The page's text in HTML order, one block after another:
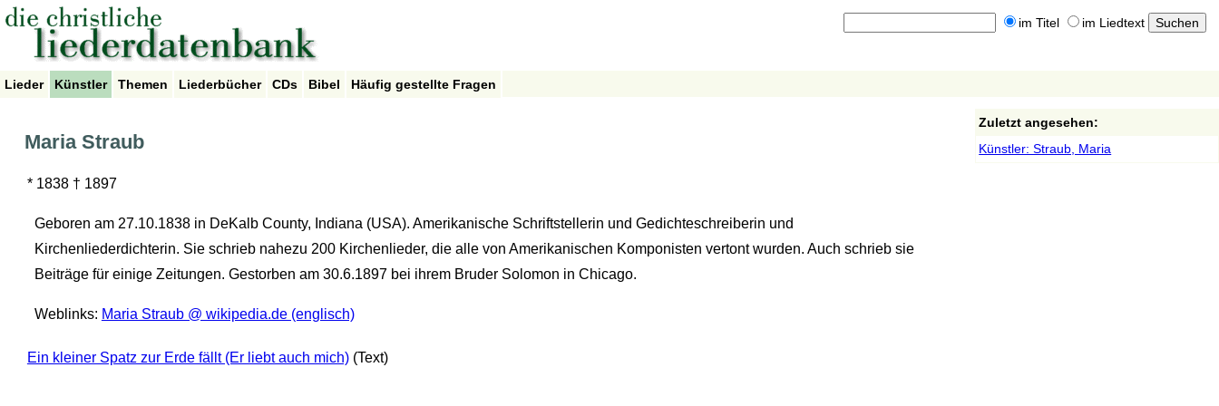
im Titel im Liedtext
Lieder Künstler Themen Liederbücher CDs Bibel Häufig gestellte Fragen
Maria Straub
* 1838 † 1897
Geboren am 27.10.1838 in DeKalb County, Indiana (USA). Amerikanische Schriftstellerin und Gedichteschreiberin und
Kirchenliederdichterin. Sie schrieb nahezu 200 Kirchenlieder, die alle von Amerikanischen Komponisten vertont wurden. Auch schrieb sie
Beiträge für einige Zeitungen. Gestorben am 30.6.1897 bei ihrem Bruder Solomon in Chicago.
Weblinks: Maria Straub @ wikipedia.de (englisch)
Ein kleiner Spatz zur Erde fällt (Er liebt auch mich) (Text)
Zuletzt angesehen:
Künstler: Straub, Maria